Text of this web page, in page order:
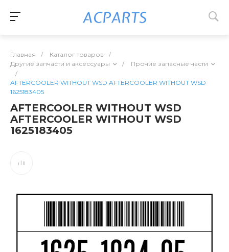
Главная / Каталог товаров
/
Другие запчасти и аксессуары
/
Прочие запасные части
/
AFTERCOOLER WITHOUT WSD AFTERCOOLER WITHOUT WSD
1625183405
AFTERCOOLER WITHOUT WSD
AFTERCOOLER WITHOUT WSD
1625183405